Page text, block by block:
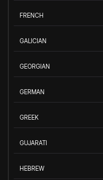
FRENCH
GALICIAN
GEORGIAN
GERMAN
GREEK
GUJARATI
HEBREW